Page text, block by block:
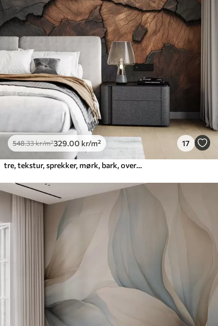
548.33kr/m²329.00 kr/m² 17
tre, tekstur, sprekker, mørk, bark, overflate